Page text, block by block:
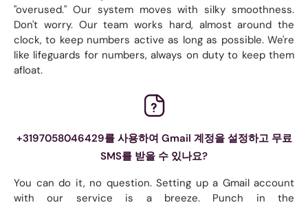
"overused." Our system moves with silky smoothness.
Don't worry. Our team works hard, almost around the
clock, to keep numbers active as long as possible. We're
like lifeguards for numbers, always on duty to keep them
afloat.
+3197058046429를 사용하여 Gmail 계정을 설정하고 무료
SMS를 받을 수 있나요?
You can do it, no question. Setting up a Gmail account
with our service is a breeze. Punch in the